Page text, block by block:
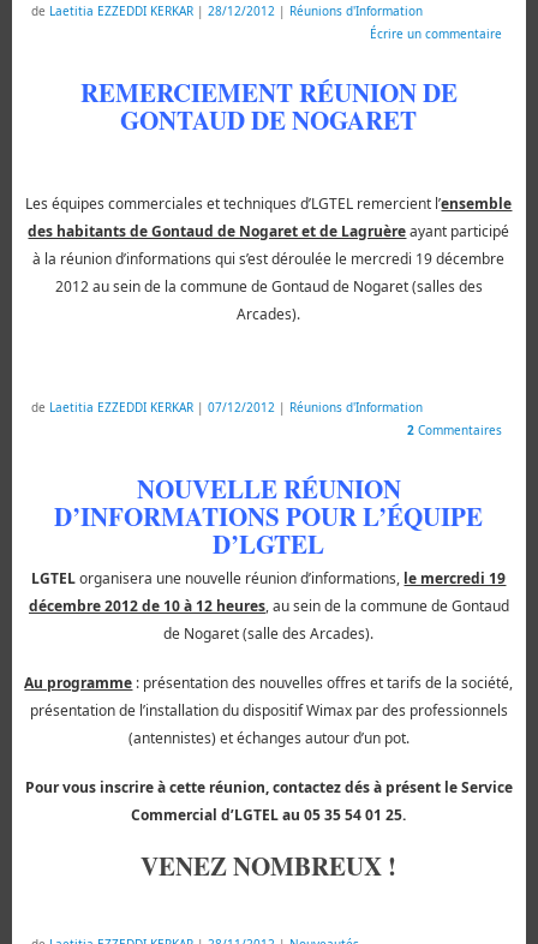
de Laetitia EZZEDDI KERKAR | 28/12/2012 | Réunions d'Information
Écrire un commentaire
REMERCIEMENT RÉUNION DE
GONTAUD DE NOGARET
Les équipes commerciales et techniques d’LGTEL remercient l’ensemble
des habitants de Gontaud de Nogaret et de Lagruèreayant participé
à la réunion d’informations qui s’est déroulée le mercredi 19 décembre
2012 au sein de la commune de Gontaud de Nogaret (salles des
Arcades).
de Laetitia EZZEDDI KERKAR | 07/12/2012 | Réunions d'Information
2 Commentaires
NOUVELLE RÉUNION
D’INFORMATIONS POUR L’ÉQUIPE
D’LGTEL
LGTELorganisera une nouvelle réunion d’informations, le mercredi 19
décembre 2012 de 10 à 12 heures, au sein de la commune de Gontaud
de Nogaret (salle des Arcades).
Au programme : présentation des nouvelles offres et tarifs de la société,
présentation de l’installation du dispositif Wimax par des professionnels
(antennistes) et échanges autour d’un pot.
Pour vous inscrire à cette réunion, contactez dés à présent le Service
Commercial d’LGTELau 05 35 54 01 25.
VENEZ NOMBREUX !